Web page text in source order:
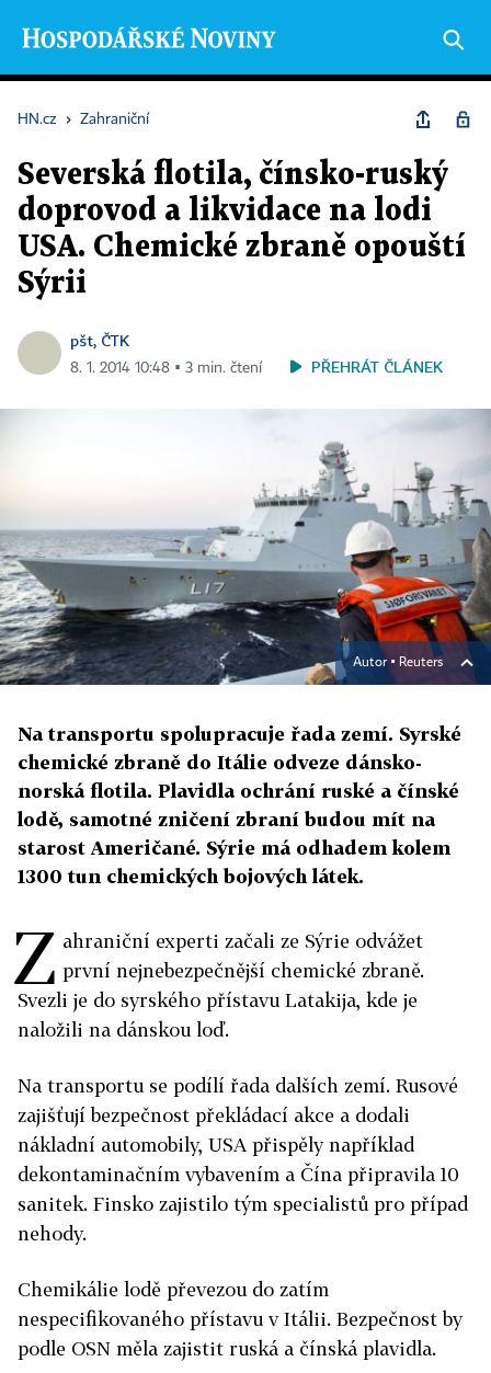
HN.cz › Zahraniční
Severská flotila, čínsko-ruský
doprovod a likvidace na lodi
USA. Chemické zbraně opouští
Sýrii
pšt, ČTK
8. 1. 2014 10:48 ▪ 3 min. čtení PŘEHRÁT ČLÁNEK
Autor ▪ Reuters
Na transportu spolupracuje řada zemí. Syrské
chemické zbraně do Itálie odveze dánsko-
norská flotila. Plavidla ochrání ruské a čínské
lodě, samotné zničení zbraní budou mít na
starost Američané. Sýrie má odhadem kolem
1300 tun chemických bojových látek.
Z ahraniční experti začali ze Sýrie odvážet
první nejnebezpečnější chemické zbraně.
Svezli je do syrského přístavu Latakija, kde je
naložili na dánskou loď.
Na transportu se podílí řada dalších zemí. Rusové
zajišťují bezpečnost překládací akce a dodali
nákladní automobily, USA přispěly například
dekontaminačním vybavením a Čína připravila 10
sanitek. Finsko zajistilo tým specialistů pro případ
nehody.
Chemikálie lodě převezou do zatím
nespecifikovaného přístavu v Itálii. Bezpečnost by
podle OSN měla zajistit ruská a čínská plavidla.